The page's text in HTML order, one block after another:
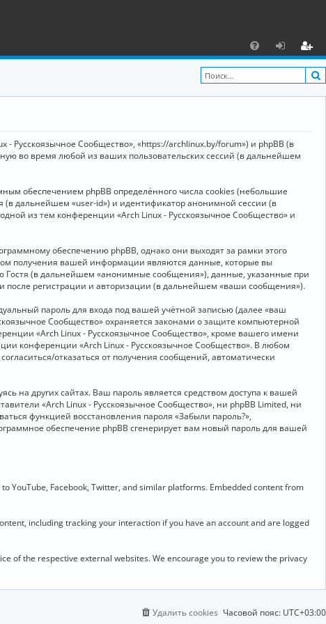
F
A
х
о
ег
и
Русскоязычное Сообщество», «https://archlinux.by/forum») и phpBB (в
во время любой из ваших пользовательских сессий (в дальнейшем
обеспечением phpBB определённого числа cookies (небольшие
(в дальнейшем «user-id») и идентификатор анонимной сессии (в
из тем конференции «Arch Linux - Русскоязычное Сообщество» и
обеспечению phpBB, однако они выходят за рамки этого
получения вашей информации являются данные, которые вы
(в дальнейшем «анонимные сообщения»), данные, указанные при
после регистрации и авторизации (в дальнейшем «ваши сообщения»).
пароль для входа под вашей учётной записью (далее «ваш
Сообщество» охраняется законами о защите компьютерной
«Arch Linux - Русскоязычное Сообщество», кроме вашего имени
конференции «Arch Linux - Русскоязычное Сообщество». В любом
отказаться от получения сообщений, автоматически
на других сайтах. Ваш пароль является средством доступа к вашей
«Arch Linux - Русскоязычное Сообщество», ни phpBB Limited, ни
функцией восстановления пароля «Забыли пароль?»,
обеспечение phpBB сгенерирует вам новый пароль для вашей
YouTube, Facebook, Twitter, and similar platforms. Embedded content from
including tracking your interaction if you have an account and are logged
of the respective external websites. We encourage you to review the privacy
Часовой пояс: UTC+03:00
Удалить cookies